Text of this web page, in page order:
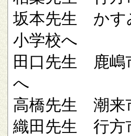
坂本先生 かす
小学校へ
田口先生 鹿嶋
へ
高橋先生 潮来
織田先生 行方